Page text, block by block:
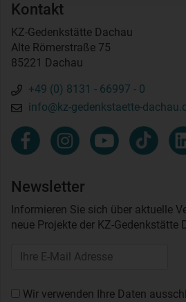
Kontakt
KZ-Gedenkstätte Dachau
Alte Römerstraße 75
85221 Dachau
+49 (0) 8131 - 66997 - 0
info@kz-gedenkstaette-
Newsletter
Informieren Sie sich über aktuelle
neue Projekte der KZ-Gedenkstätte
Wir verwenden Ihre Daten